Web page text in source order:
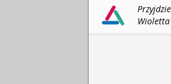
Szara